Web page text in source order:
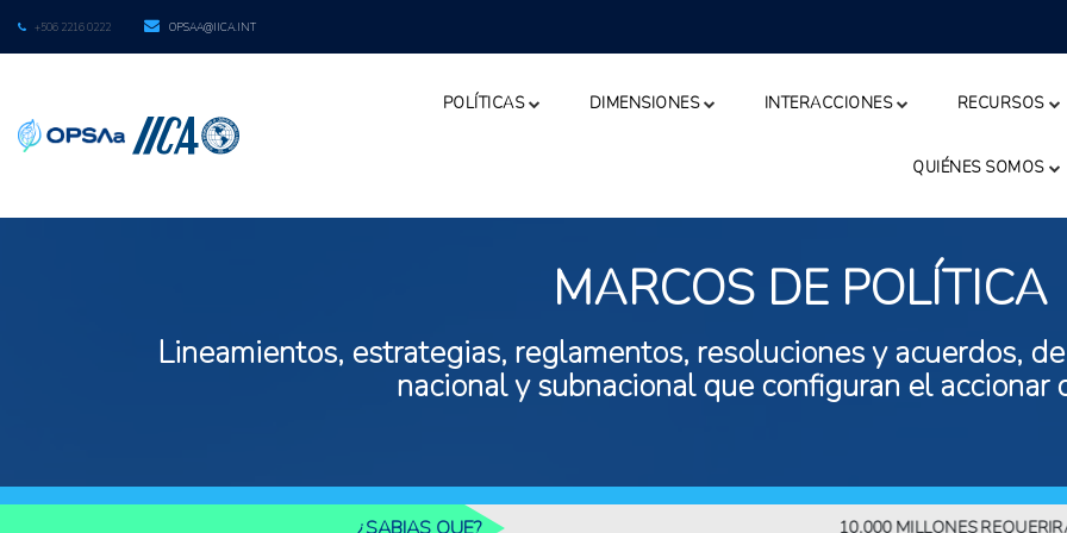
+506 2216 0222 OPSAA@IICA.INT
POLÍTICAS DIMENSIONES INTERACCIONES RECURSOS
QUIÉNES SOMOS
MARCOS DE POLÍTICA
Lineamientos, estrategias, reglamentos, resoluciones y acuerdos,
nacional y subnacional que configuran el accionar
10.000 MILLONES REQUERIRÁN